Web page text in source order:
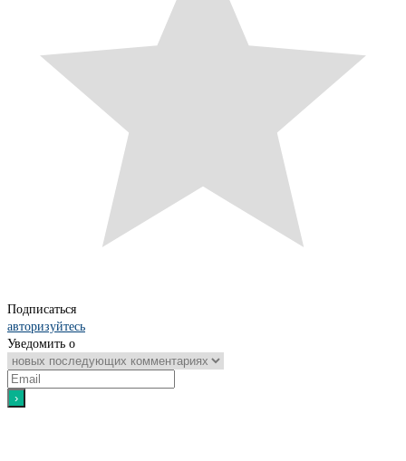
Подписаться
авторизуйтесь
Уведомить о